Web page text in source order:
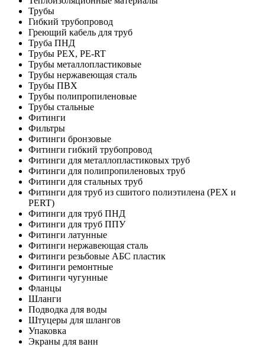
Трубы
Гибкий трубопровод
Греющий кабель для труб
Труба ПНД
Трубы PEX, PE-RT
Трубы металлопластиковые
Трубы нержавеющая сталь
Трубы ПВХ
Трубы полипропиленовые
Трубы стальные
Фитинги
Фильтры
Фитинги бронзовые
Фитинги гибкий трубопровод
Фитинги для металлопластиковых труб
Фитинги для полипропиленовых труб
Фитинги для стальных труб
Фитинги для труб из сшитого полиэтилена (PEX и
PERT)
Фитинги для труб ПНД
Фитинги для труб ППУ
Фитинги латунные
Фитинги нержавеющая сталь
Фитинги резьбовые АБС пластик
Фитинги ремонтные
Фитинги чугунные
Фланцы
Шланги
Подводка для воды
Штуцеры для шлангов
Упаковка
Экраны для ванн